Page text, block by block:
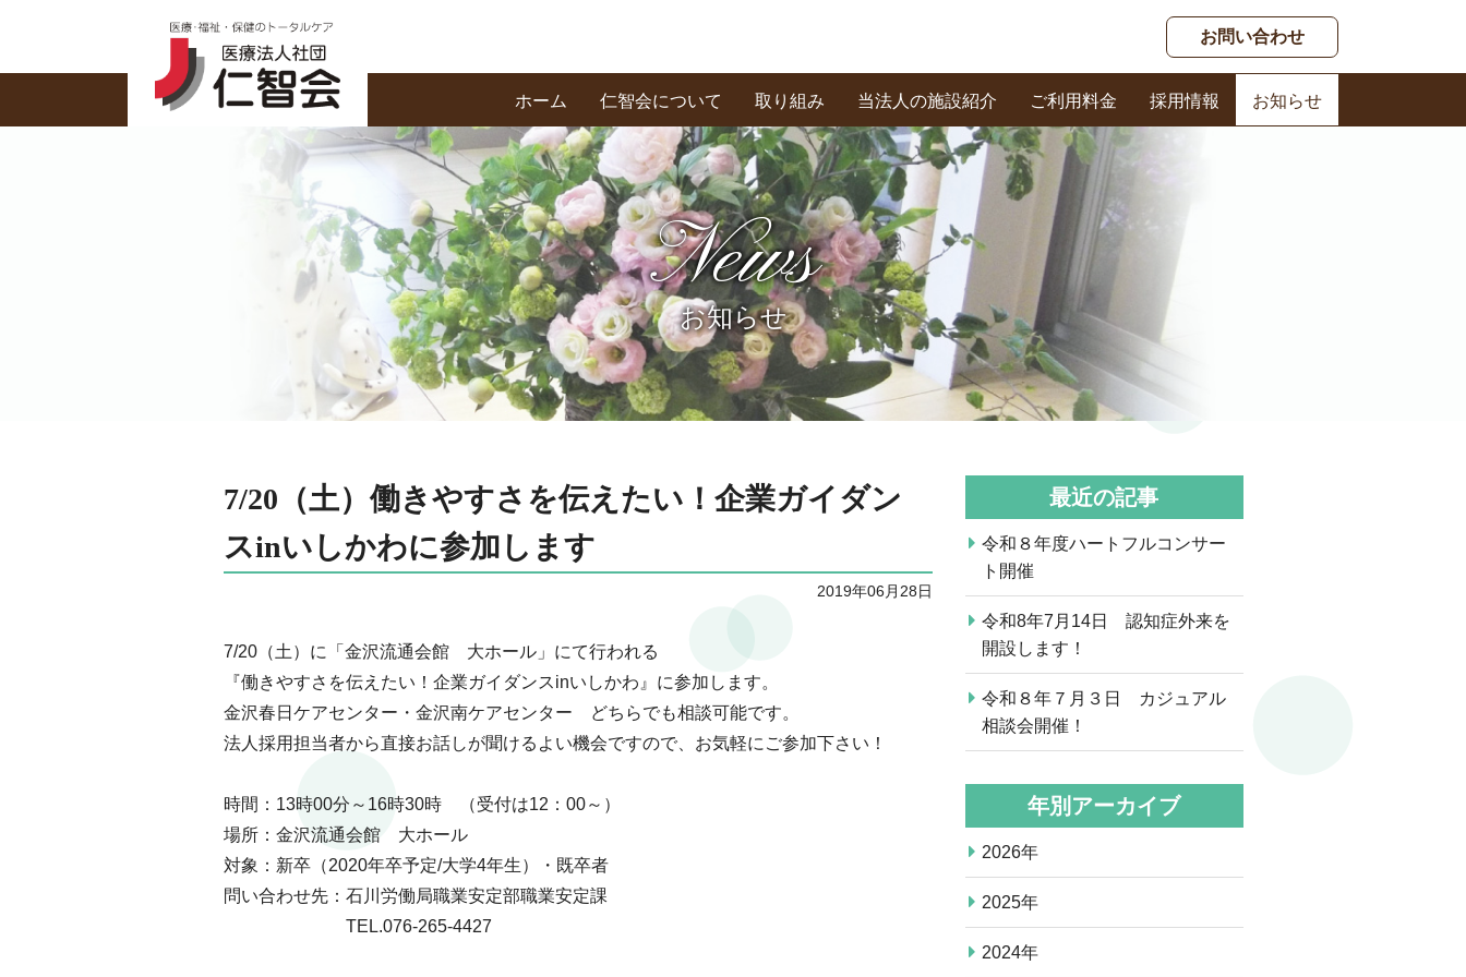
お問い合わせ
ホーム 仁智会について
基本理念・あいさつ
創業の精神
私たちの信条
取り組み 当法人の施設紹介 ご利用料金
春日ケアセンター
採用情報 お知らせ
News
お知らせ
7/20（土）働きやすさを伝えたい！企業ガイダン
スinいしかわに参加します
2019年06月28日
7/20（土）に「金沢流通会館 大ホール」にて行われる
『働きやすさを伝えたい！企業ガイダンスinいしかわ』に参加します。
金沢春日ケアセンター・金沢南ケアセンター どちらでも相談可能です。
法人採用担当者から直接お話しが聞けるよい機会ですので、お気軽にご参加下さい！
時間：13時00分～16時30時 （受付は12：00～）
場所：金沢流通会館 大ホール
対象：新卒（2020年卒予定/大学4年生）・既卒者
問い合わせ先：石川労働局職業安定部職業安定課
TEL.076-265-4427
最近の記事
令和８年度ハートフルコンサー
ト開催
令和8年7月14日 認知症外来を
開設します！
令和８年７月３日 カジュアル
相談会開催！
年別アーカイブ
2026年
2025年
2024年